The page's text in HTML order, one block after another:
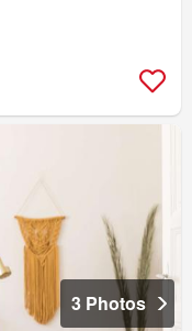
3 Photos